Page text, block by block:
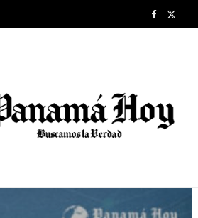
F
b
k e